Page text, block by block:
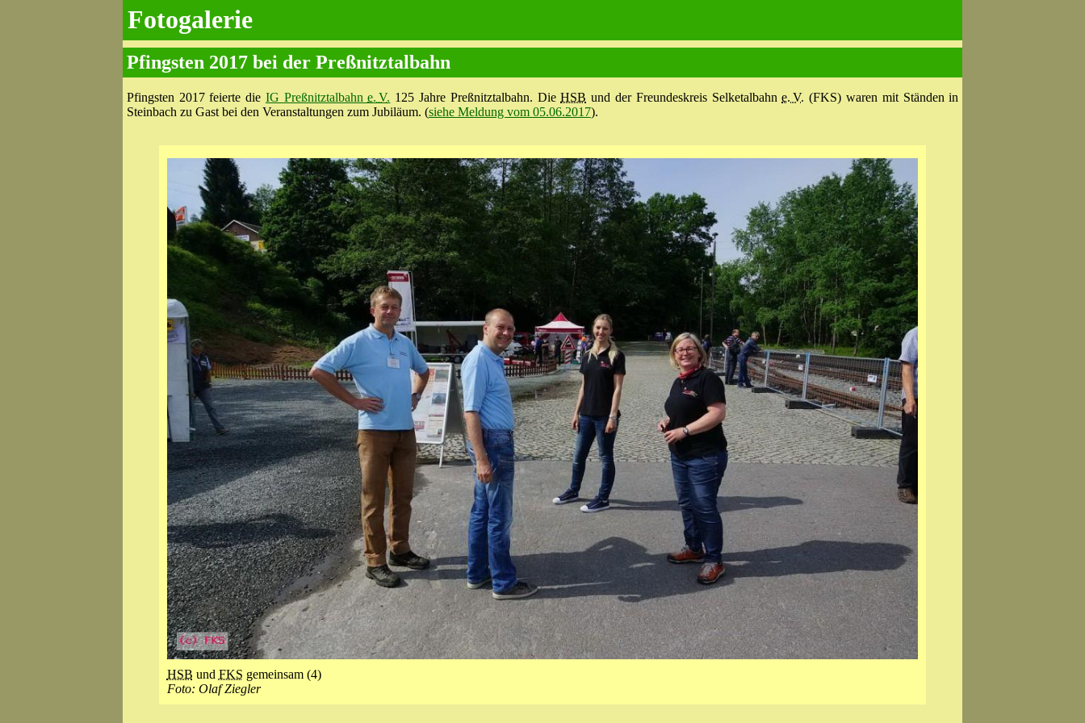
Fotogalerie
Pfingsten 2017 bei der Preßnitztalbahn
Pfingsten 2017 feierte die IG Preßnitztalbahne. V. 125 Jahre Preßnitztalbahn. DieHSB und der Freundes­kreis Selketal­bahne. V. (FKS) waren mit Ständen in
Steinbach zu Gast bei den Veranstal­tungen zum Jubiläum. (siehe Meldung vom 05.06.2017).
HSB und FKS gemeinsam (4)
Foto: Olaf Ziegler